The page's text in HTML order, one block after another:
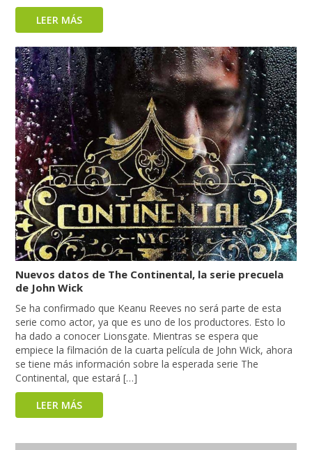
LEER MÁS
Nuevos datos de The Continental, la serie precuela
de John Wick
Se ha confirmado que Keanu Reeves no será parte de esta
serie como actor, ya que es uno de los productores. Esto lo
ha dado a conocer Lionsgate. Mientras se espera que
empiece la filmación de la cuarta película de John Wick, ahora
se tiene más información sobre la esperada serie The
Continental, que estará […]
LEER MÁS